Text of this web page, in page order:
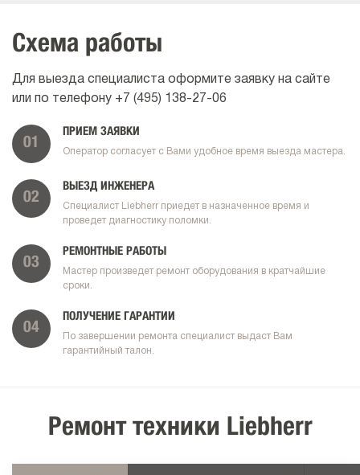
Схема работы
Для выезда специалиста оформите заявку на сайте
или по телефону +7 (495) 138-27-06
01
ПРИЕМ ЗАЯВКИ
Оператор согласует с Вами удобное время выезда мастера.
02
ВЫЕЗД ИНЖЕНЕРА
Специалист Liebherr приедет в назначенное время и
проведет диагностику поломки.
03
РЕМОНТНЫЕ РАБОТЫ
Мастер произведет ремонт оборудования в кратчайшие
сроки.
04
ПОЛУЧЕНИЕ ГАРАНТИИ
По завершении ремонта специалист выдаст Вам
гарантийный талон.
Ремонт техники Liebherr